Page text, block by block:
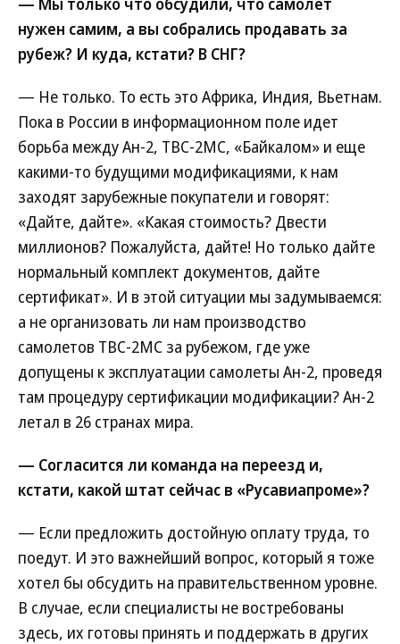
нужен самим, а вы собрались продавать за
рубеж? И куда, кстати? В СНГ?
— Не только. То есть это Африка, Индия, Вьетнам.
Пока в России в информационном поле идет
борьба между Ан-2, ТВС-2МС, «Байкалом» и еще
какими-то будущими модификациями, к нам
заходят зарубежные покупатели и говорят:
«Дайте, дайте». «Какая стоимость? Двести
миллионов? Пожалуйста, дайте! Но только дайте
нормальный комплект документов, дайте
сертификат». И в этой ситуации мы задумываемся:
а не организовать ли нам производство
самолетов ТВС-2МС за рубежом, где уже
допущены к эксплуатации самолеты Ан-2, проведя
там процедуру сертификации модификации? Ан-2
летал в 26 странах мира.
— Согласится ли команда на переезд и,
кстати, какой штат сейчас в «Русавиапроме»?
— Если предложить достойную оплату труда, то
поедут. И это важнейший вопрос, который я тоже
хотел бы обсудить на правительственном уровне.
В случае, если специалисты не востребованы
здесь, их готовы принять и поддержать в других